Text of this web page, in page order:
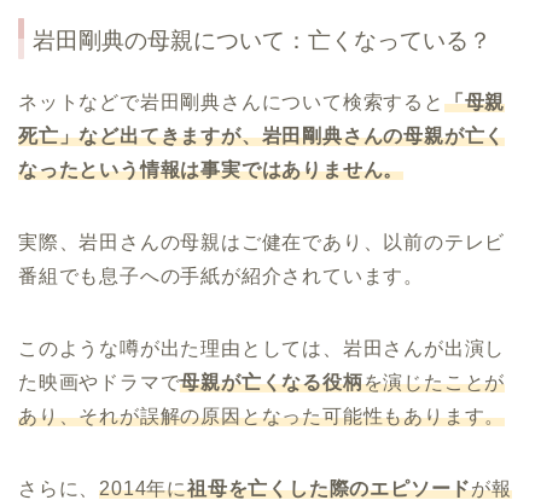
岩田剛典の母親について：亡くなっている？
ネットなどで岩田剛典さんについて検索すると 「母親
死亡」など出てきますが、岩田剛典さんの母親が亡く
なったという情報は事実ではありません。
実際、岩田さんの母親はご健在であり、以前のテレビ
番組でも息子への手紙が紹介されています。
このような噂が出た理由としては、岩田さんが出演し
た映画やドラマで母親が亡くなる役柄を演じたことが
あり、それが誤解の原因となった可能性もあります。
さらに、2014年に祖母を亡くした際のエピソードが報